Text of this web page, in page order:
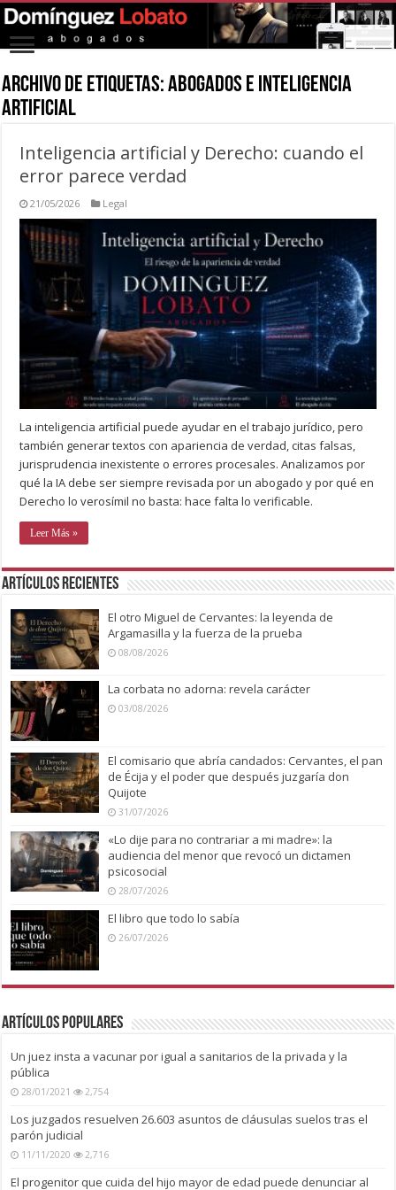
Archivo de Etiquetas:abogados e inteligencia
artificial
Inteligencia artificial y Derecho: cuando el
error parece verdad
21/05/2026 Legal
La inteligencia artificial puede ayudar en el trabajo jurídico, pero
también generar textos con apariencia de verdad, citas falsas,
jurisprudencia inexistente o errores procesales. Analizamos por
qué la IA debe ser siempre revisada por un abogado y por qué en
Derecho lo verosímil no basta: hace falta lo verificable.
Leer Más »
Artículos recientes
El otro Miguel de Cervantes: la leyenda de
Argamasilla y la fuerza de la prueba
08/08/2026
La corbata no adorna: revela carácter
03/08/2026
El comisario que abría candados: Cervantes, el pan
de Écija y el poder que después juzgaría don
Quijote
31/07/2026
«Lo dije para no contrariar a mi madre»: la
audiencia del menor que revocó un dictamen
psicosocial
28/07/2026
El libro que todo lo sabía
26/07/2026
Artículos Populares
Un juez insta a vacunar por igual a sanitarios de la privada y la
pública
28/01/2021 2,754
Los juzgados resuelven 26.603 asuntos de cláusulas suelos tras el
parón judicial
11/11/2020 2,716
El progenitor que cuida del hijo mayor de edad puede denunciar al